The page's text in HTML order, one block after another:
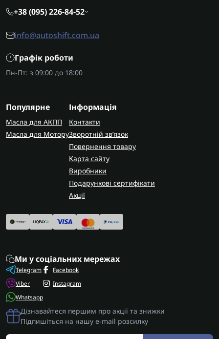
+38 (095) 226-84-52
info@autoshift.com.ua
Графік роботи
Пн-Пт: з 09:00 до 18:00
Популярне
Масла для АКПП
Масла для Мотору
Інформація
Контакти
Зворотній зв’язок
Повернення товару
Карта сайту
Виробники
Подарункові сертифікати
Акції
Ми у соціальних мережах
Telegram
Viber
Whatsapp
Facebook
Instagram
Дізнавайтеся першим про акції та знижки
Підпишіться на нашу e-mail розсилку